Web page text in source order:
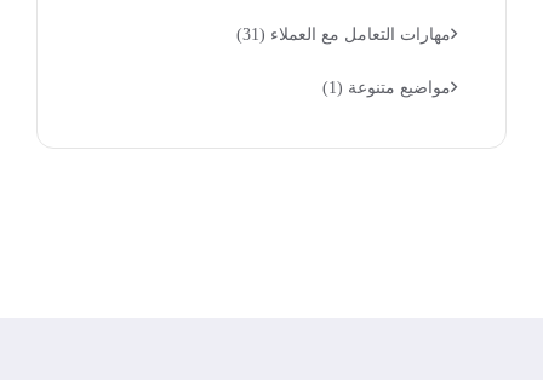
مهارات التعامل مع العملاء (31)
مواضيع متنوعة (1)